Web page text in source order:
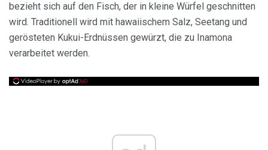
bezieht sich auf den Fisch, der in kleine Würfel geschnitten
wird. Traditionell wird mit hawaiischem Salz, Seetang und
gerösteten Kukui-Erdnüssen gewürzt, die zu Inamona
verarbeitet werden.